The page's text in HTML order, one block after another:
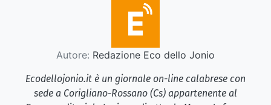
Autore: Redazione Eco dello Jonio
Ecodellojonio.it è un giornale on-line calabrese con
sede a Corigliano-Rossano (Cs) appartenente al